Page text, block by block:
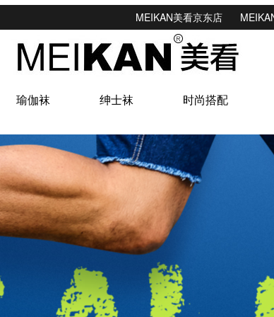
MEIKAN美看京东店
瑜伽袜 绅士袜 时尚搭配